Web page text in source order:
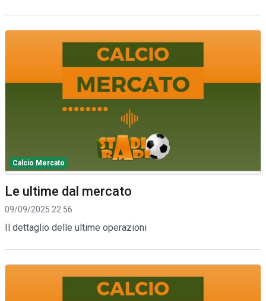
Calcio Mercato
Le ultime dal mercato
09/09/2025 22:56
Il dettaglio delle ultime operazioni